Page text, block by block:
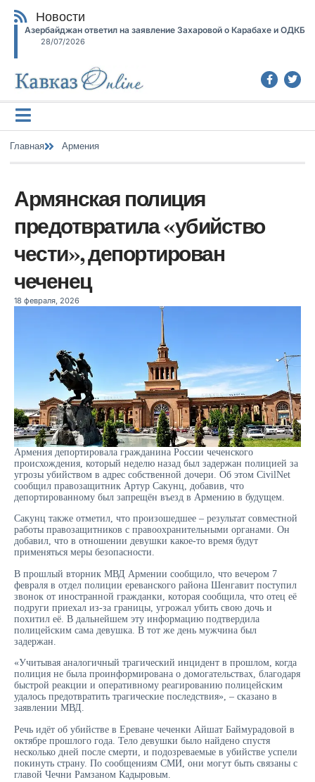
Новости
Азербайджан ответил на заявление Захаровой о Карабахе и ОДКБ
28/07/2026
Главная Армения
Армянская полиция
предотвратила «убийство
чести», депортирован
чеченец
18 февраля, 2026
Армения депортировала гражданина России чеченского
происхождения, который неделю назад был задержан полицией за
угрозы убийством в адрес собственной дочери. Об этом CivilNet
сообщил правозащитник Артур Сакунц, добавив, что
депортированному был запрещён въезд в Армению в будущем.
Сакунц также отметил, что произошедшее – результат совместной
работы правозащитников с правоохранительными органами. Он
добавил, что в отношении девушки какое-то время будут
применяться меры безопасности.
В прошлый вторник МВД Армении сообщило, что вечером 7
февраля в отдел полиции ереванского района Шенгавит поступил
звонок от иностранной гражданки, которая сообщила, что отец её
подруги приехал из-за границы, угрожал убить свою дочь и
похитил её. В дальнейшем эту информацию подтвердила
полицейским сама девушка. В тот же день мужчина был
задержан.
«Учитывая аналогичный трагический инцидент в прошлом, когда
полиция не была проинформирована о домогательствах, благодаря
быстрой реакции и оперативному реагированию полицейским
удалось предотвратить трагические последствия», – сказано в
заявлении МВД.
Речь идёт об убийстве в Ереване чеченки Айшат Баймурадовой в
октябре прошлого года. Тело девушки было найдено спустя
несколько дней после смерти, и подозреваемые в убийстве успели
покинуть страну. По сообщениям СМИ, они могут быть связаны с
главой Чечни Рамзаном Кадыровым.